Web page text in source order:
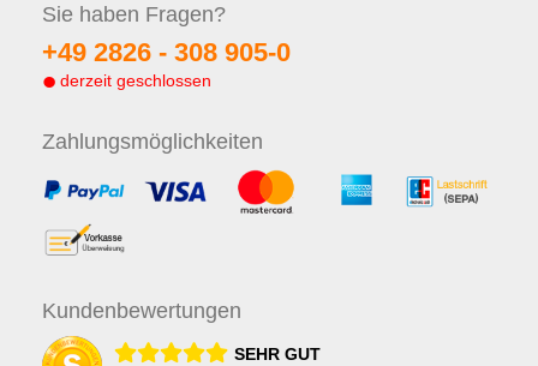
Sie haben Fragen?
+49 2826 - 308 905-0
derzeit geschlossen
Zahlungsmöglichkeiten
Kundenbewertungen
SEHR GUT